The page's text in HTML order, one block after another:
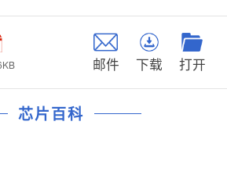
邮件 下载 打开
芯片百科